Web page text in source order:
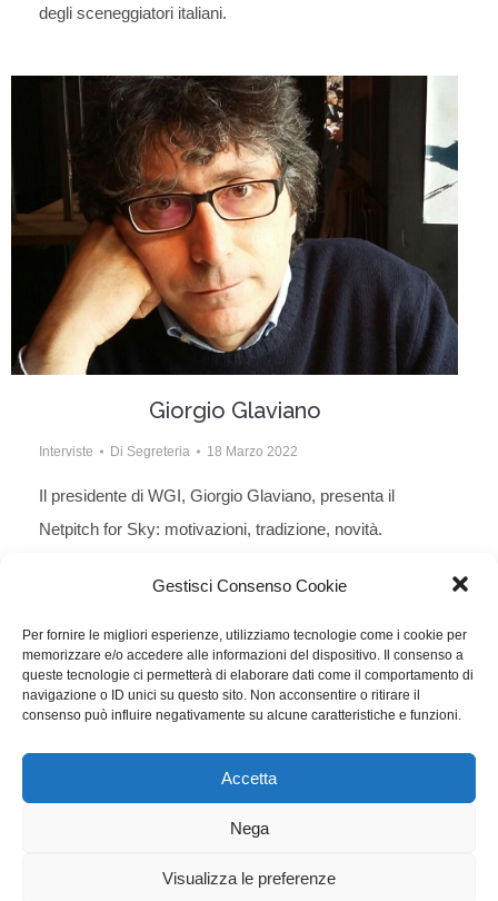
Gestisci Consenso Cookie
Per fornire le migliori esperienze, utilizziamo tecnologie come i cookie per
memorizzare e/o accedere alle informazioni del dispositivo. Il consenso a
queste tecnologie ci permetterà di elaborare dati come il comportamento di
navigazione o ID unici su questo sito. Non acconsentire o ritirare il
consenso può influire negativamente su alcune caratteristiche e funzioni.
Accetta
Nega
Visualizza le preferenze
degli sceneggiatori italiani.
Giorgio Glaviano
Interviste Di Segreteria 18 Marzo 2022
Il presidente di WGI, Giorgio Glaviano, presenta il
Netpitch for Sky: motivazioni, tradizione, novità.
sceneggiatori, collaborando con i network.
1 … 19 20 21 22 23
…
40
+39 347 2461036
WGItalia